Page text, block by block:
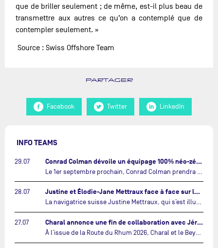
que de briller seulement ; de même, est-il plus beau de
transmettre aux autres ce qu’on a contemplé que de
contempler seulement. »
Source : Swiss Offshore Team
PARTAGER
Facebook Twitter LinkedIn
INFO TEAMS
29.07 Conrad Colman dévoile un équipage 100% néo-zélandais tourné vers l'avenir…
28.07 Justine et Élodie-Jane Mettraux face à face sur la transatlantique The Ocean Race Atlantic…
La navigatrice suisse Justine Mettraux, qui s’est illustrée comme la femme la plus rapide du Vendée Globe et qui fait actuellement construire un nouvel IMOCA pour l'édition 2028, sera cette année au départ de la première édition de The Ocean Race Atlantic.…
27.07 Charal annonce une fin de collaboration avec Jérémie Beyou et le Beyou Racing après la Route du Rhum…
À l’issue de la Route du Rhum 2026, Charal et le Beyou Racing mettront fin à leur collaboration. Il a été décidé de manière concertée, après dix ans d’une collaboration riche et performante, d’ouvrir une nouvelle ère pour le projet du Charal Sailing Team.…